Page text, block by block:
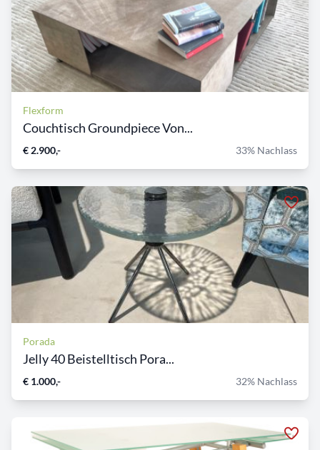
Flexform
Couchtisch Groundpiece Von...
€ 2.900,- 33% Nachlass
Porada
Jelly 40 Beistelltisch Pora...
€ 1.000,- 32% Nachlass